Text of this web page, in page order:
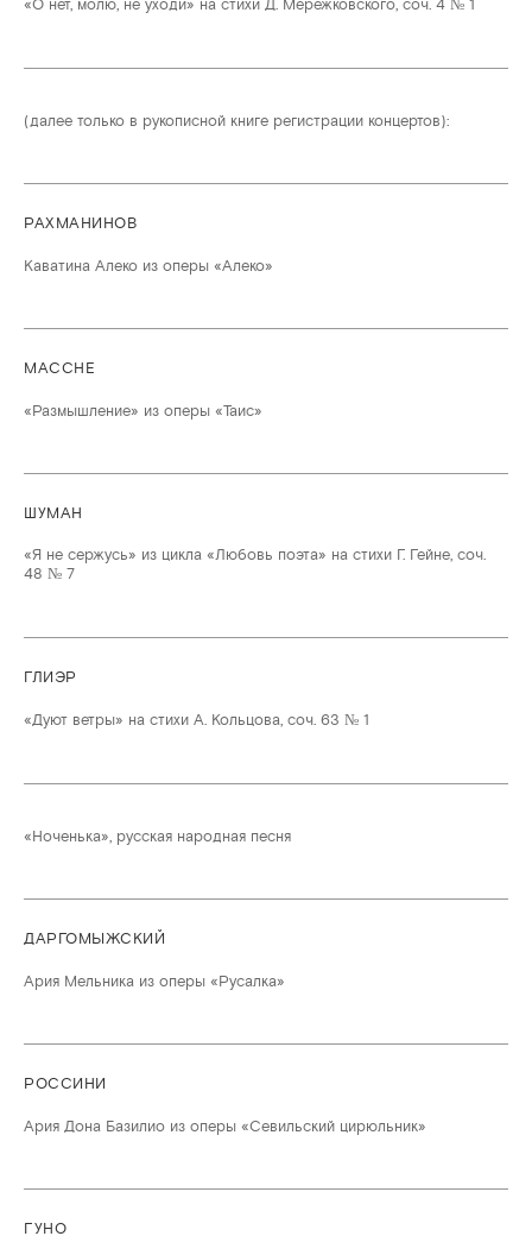
«О нет, молю, не уходи» на стихи Д. Мережковского, соч. 4 № 1
(далее только в рукописной книге регистрации концертов):
РАХМАНИНОВ
Каватина Алеко из оперы «Алеко»
МАССНЕ
«Размышление» из оперы «Таис»
ШУМАН
«Я не сержусь» из цикла «Любовь поэта» на стихи Г. Гейне, соч.
48 № 7
ГЛИЭР
«Дуют ветры» на стихи А. Кольцова, соч. 63 № 1
«Ноченька», русская народная песня
ДАРГОМЫЖСКИЙ
Ария Мельника из оперы «Русалка»
РОССИНИ
Ария Дона Базилио из оперы «Севильский цирюльник»
ГУНО